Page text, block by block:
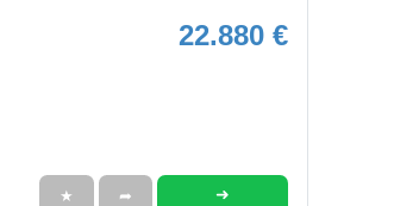
22.880 €
★ ➦ ➜